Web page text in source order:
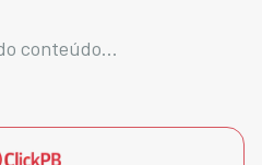
conteúdo...